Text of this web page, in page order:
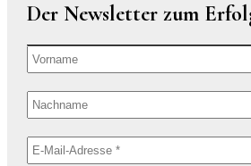
Der Newsletter zum